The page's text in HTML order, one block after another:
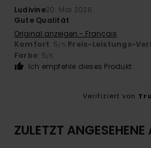
Ludivine20. Mai 2026
Gute Qualität
Original anzeigen - Français
Komfort: 5/5 Preis-Leistungs-
Farbe: 5/5
Ich empfehle dieses Produkt
Verifiziert von
ZULETZT ANGESEHENE